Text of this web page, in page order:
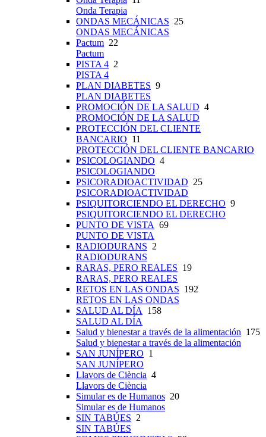
Onda Terapia
ONDAS MECÁNICAS 25
ONDAS MECÁNICAS
Pactum 22
Pactum
PISTA 4 2
PISTA 4
PLAN DIABETES 9
PLAN DIABETES
PROMOCIÓN DE LA SALUD 4
PROMOCIÓN DE LA SALUD
PROTECCIÓN DEL CLIENTE
BANCARIO 11
PROTECCIÓN DEL CLIENTE BANCARIO
PSICOLOGIANDO 4
PSICOLOGIANDO
PSICORADIOACTIVIDAD 25
PSICORADIOACTIVIDAD
PSIQUITORCIENDO EL DERECHO 9
PSIQUITORCIENDO EL DERECHO
PUNTO DE VISTA 69
PUNTO DE VISTA
RADIODURANS 2
RADIODURANS
RARAS, PERO REALES 19
RARAS, PERO REALES
RETOS EN LAS ONDAS 192
RETOS EN LAS ONDAS
SALUD AL DÍA
158
SALUD AL DÍA
Salud y bienestar a través de la alimentación 175
Salud y bienestar a través de la alimentación
SAN JUNÍPERO 1
SAN JUNÍPERO
Llavors de Ciència 4
Llavors de Ciència
Simular es de Humanos 20
Simular es de Humanos
SIN TABÚES 2
SIN TABÚES